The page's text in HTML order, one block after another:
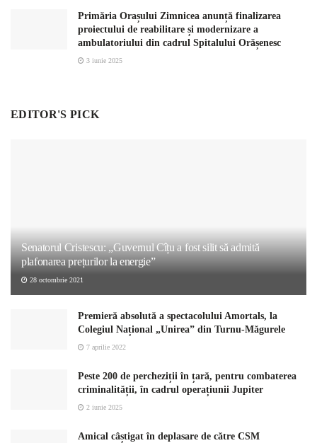
Primăria Orașului Zimnicea anunță finalizarea
proiectului de reabilitare și modernizare a
ambulatoriului din cadrul Spitalului Orășenesc
3 iunie 2025
EDITOR'S PICK
Senatorul Cristescu: „Guvernul Cîțu a fost silit să admită
plafonarea prețurilor la energie”
28 octombrie 2021
Premieră absolută a spectacolului Amortals, la
Colegiul Național „Unirea” din Turnu-Măgurele
7 aprilie 2022
Peste 200 de percheziții în țară, pentru combaterea
criminalității, în cadrul operațiunii Jupiter
2 iunie 2025
Amical câștigat în deplasare de către CSM